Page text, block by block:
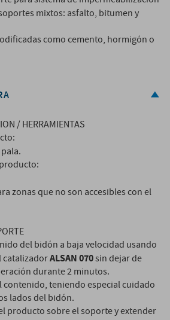
mixtos: asfalto, bitumen y
como cemento, hormigón o
/ HERRAMIENTAS
zonas que no son accesibles con el
del bidón a baja velocidad usando
catalizadorALSAN 070sin dejar de
durante 2 minutos.
contenido, teniendo especial cuidado
lados del bidón.
producto sobre el soporte y extender